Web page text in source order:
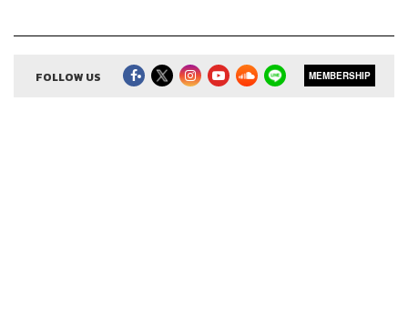
FOLLOW US MEMBERSHIP